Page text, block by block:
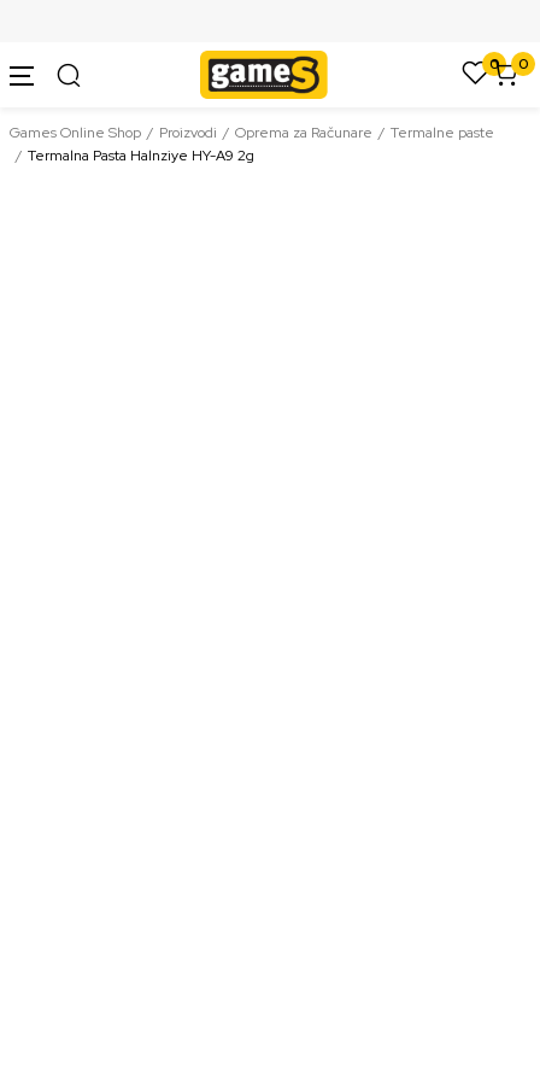
0 0
Games Online Shop Proizvodi Oprema za Računare
Termalne paste
Termalna Pasta Halnziye HY-A9 2g